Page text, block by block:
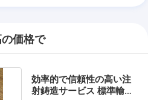
価格で
効率的で信頼性の高い注
射鋳造サービス 標準輸